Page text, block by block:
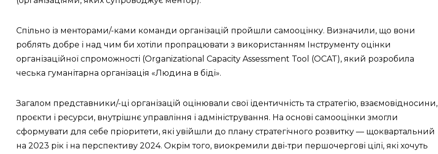
Спільно із менторами/-ками команди організацій пройшли самооцінку. Визначили, що вони
роблять добре і над чим би хотіли пропрацювати з використанням Інструменту оцінки
організаційної спроможності (Organizational Capacity Assessment Tool (OCAT), який розробила
чеська гуманітарна організація «Людина в біді».
Загалом представники/-ці організацій оцінювали свої ідентичність та стратегію, взаємовідносини,
проєкти і ресурси, внутрішнє управління і адміністрування. На основі самооцінки змогли
сформувати для себе пріоритети, які увійшли до плану стратегічного розвитку — щоквартальний
на 2023 рік і на перспективу 2024. Окрім того, виокремили дві-три першочергові цілі, які хочуть